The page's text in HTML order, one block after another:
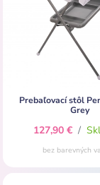
Prebaľovací stôl
Grey
127,90 € /
bez barevných